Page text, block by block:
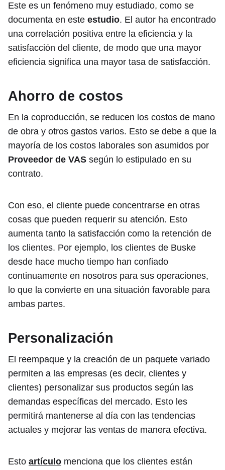
Este es un fenómeno muy estudiado, como se
documenta en este estudio. El autor ha encontrado
una correlación positiva entre la eficiencia y la
satisfacción del cliente, de modo que una mayor
eficiencia significa una mayor tasa de satisfacción.
Ahorro de costos
En la coproducción, se reducen los costos de mano
de obra y otros gastos varios. Esto se debe a que la
mayoría de los costos laborales son asumidos por
Proveedor de VAS según lo estipulado en su
contrato.
Con eso, el cliente puede concentrarse en otras
cosas que pueden requerir su atención. Esto
aumenta tanto la satisfacción como la retención de
los clientes. Por ejemplo, los clientes de Buske
desde hace mucho tiempo han confiado
continuamente en nosotros para sus operaciones,
lo que la convierte en una situación favorable para
ambas partes.
Personalización
El reempaque y la creación de un paquete variado
permiten a las empresas (es decir, clientes y
clientes) personalizar sus productos según las
demandas específicas del mercado. Esto les
permitirá mantenerse al día con las tendencias
actuales y mejorar las ventas de manera efectiva.
Esto artículo menciona que los clientes están